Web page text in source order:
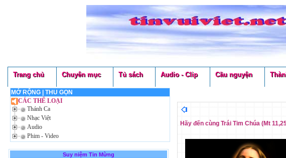
Trang chủ Chuyên mục Tủ sách Audio - Clip Cầu nguyện
MỞ RỘNG
THU GỌN
CÁC THỂ LOẠI
Thánh Ca
Nhạc Việt
Audio
Phim - Video
Suy niệm Tin Mừng
Hãy đến cùng Trái Tim Chúa (Mt